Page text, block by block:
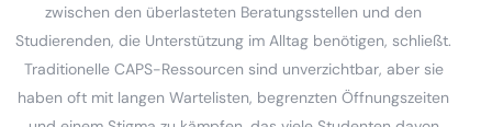
zwischen den überlasteten Beratungsstellen und den
Studierenden, die Unterstützung im Alltag benötigen, schließt.
Traditionelle CAPS-Ressourcen sind unverzichtbar, aber sie
haben oft mit langen Wartelisten, begrenzten Öffnungszeiten